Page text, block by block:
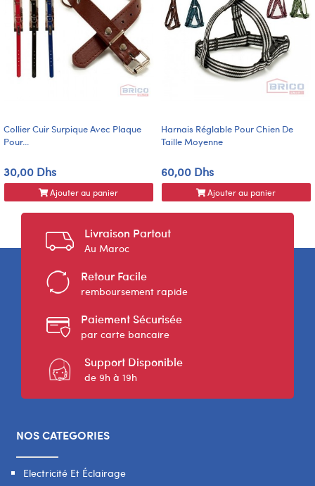
Collier Cuir Surpique Avec Plaque
Pour...
30,00 Dhs
Ajouter au panier
Harnais Réglable Pour Chien De
Taille Moyenne
60,00 Dhs
Ajouter au panier
Livraison Partout
Au Maroc
Retour Facile
remboursement rapide
Paiement Sécurisée
par carte bancaire
Support Disponible
de 9h à 19h
NOS CATEGORIES
Electricité Et Éclairage